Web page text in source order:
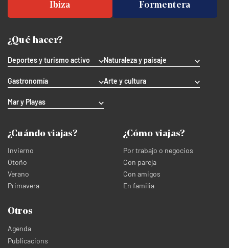
Ibiza Formentera
¿Qué hacer?
Deportes y turismo activo Naturaleza y paisaje
Gastronomía Arte y cultura
Mar y Playas
¿Cuándo viajas?
Invierno
Otoño
Verano
Primavera
¿Cómo viajas?
Por trabajo o negocios
Con pareja
Con amigos
En familia
Otros
Agenda
Publicacions